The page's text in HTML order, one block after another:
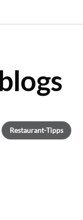
Restaurant-Tipps